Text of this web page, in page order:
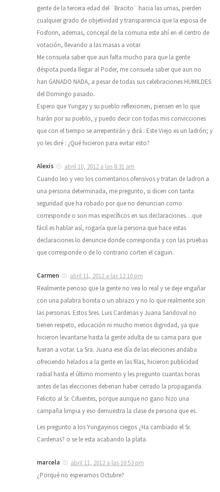
gente de la tercera edad del ¨Bracito¨ hacia las urnas, pierden
cualquier grado de objetividad y transparencia que la esposa de
Fosforin, ademas, concejal de la comuna este ahí en el centro de
votación, llevando a las masas a votar.
Me consuela saber que aun falta mucho para que la gente
déspota pueda llegar al Poder, me consuela saber que aun no
han GANADO NADA, a pesar de todas sus celebraciones HUMILDES
del Domingo pasado.
Espero que Yungay y su pueblo reflexionen, piensen en lo que
harán por su pueblo, y puedo decir con todas mis convicciones
que con el tiempo se arrepentirán y dirá : Este Viejo es un ladrón; y
yo les diré : ¿Qué hicieron para evitar esto?
Alexis
abril 10, 2012 a las 8:31 am
Cuando leo y veo los comentarios ofensivos y tratan de ladron a
una persona determinada, me pregunto, si dicen con tanta
seguridad que ha robado por que no denuncian como
corresponde o son mas específicos en sus declaraciones…que
fácil es hablar así, rogaría que la persona que hace estas
declaraciones lo denuncie donde corresponda y con las pruebas
que corresponde o de lo contrario corten el caguin.
Carmen
abril 11, 2012 a las 12:10 pm
Realmente penoso que la gente no vea lo real y se deje engañar
con una palabra bonita o un abrazo y no lo que realmente son
las personas. Estos Sres. Luis Cardenas y Juana Sandoval no
tienen respeto, educación ni mucho menos dignidad, ya que
hicieron levantarse hasta la gente adulta de su cama para que
fueran a votar. La Sra. Juana ese día de las eleciones andaba
ofreciendo helados a la gente en las filas, hicieron publicidad
radial hasta el último momento y les pregunto cuantas horas
antes de las elecciones deberian haber cerrado la propaganda.
Felicito al Sr. Cifuentes, porque aunque no gano hizo una
campaña limpia y eso demuestra la clase de persona que es.
Les pregunto a los Yungayinos ciegos ¿Ha cambiado el Sr.
Cardenas? o se le esta acabando la plata.
marcela
abril 11, 2012 a las 10:53 pm
¿Porqué no esperamos Octubre?